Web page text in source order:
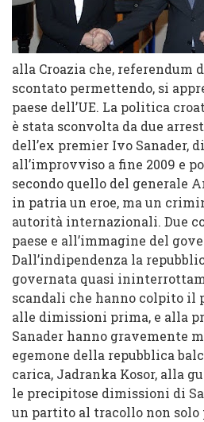
alla Croazia che, referendum
scontato permettendo, si
paese dell’UE. La politica
è stata sconvolta da due
dell’ex premier Ivo Sanader,
all’improvviso a fine 2009 e
secondo quello del generale
in patria un eroe, ma un
autorità internazionali. Due
paese e all’immagine del
Dall’indipendenza la
governata quasi
scandali che hanno colpito il
alle dimissioni prima, e alla
Sanader hanno gravemente
egemone della repubblica
carica, Jadranka Kosor, alla
le precipitose dimissioni di
un partito al tracollo non solo